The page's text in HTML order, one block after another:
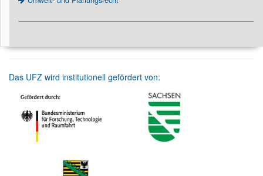
Das UFZ wird institutionell gefördert von: